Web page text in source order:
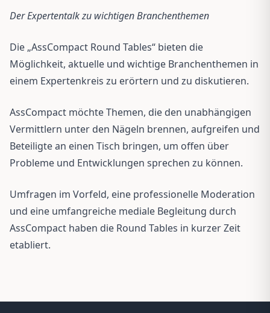
Der Expertentalk zu wichtigen Branchenthemen
Die „AssCompact Round Tables“ bieten die
Möglichkeit, aktuelle und wichtige Branchenthemen in
einem Expertenkreis zu erörtern und zu diskutieren.
AssCompact möchte Themen, die den unabhängigen
Vermittlern unter den Nägeln brennen, aufgreifen und
Beteiligte an einen Tisch bringen, um offen über
Probleme und Entwicklungen sprechen zu können.
Umfragen im Vorfeld, eine professionelle Moderation
und eine umfangreiche mediale Begleitung durch
AssCompact haben die Round Tables in kurzer Zeit
etabliert.